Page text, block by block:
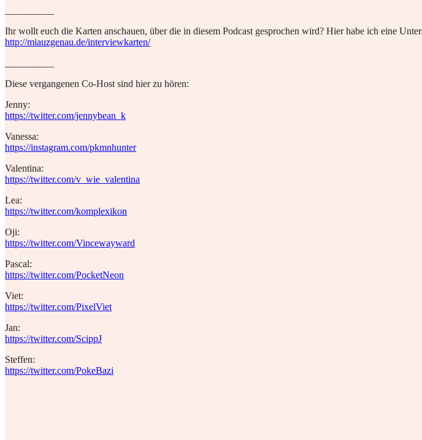
Ihr wollt euch die Karten anschauen, über die in diesem Podcast gesprochen wird? Hier habe ich eine
http://miauzgenau.de/interviewkarten/
Diese vergangenen Co-Host sind hier zu hören:
Jenny:
https://twitter.com/jennybean_k
Vanessa:
https://instagram.com/pkmnhunter
Valentina:
https://twitter.com/v_wie_valentina
Lea:
https://twitter.com/komplexikon
Oji:
https://twitter.com/Vincewayward
Pascal:
https://twitter.com/PocketNeon
Viet:
https://twitter.com/PixelViet
Jan:
https://twitter.com/ScippJ
Steffen:
https://twitter.com/PokeBazi